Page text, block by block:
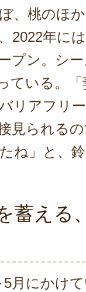
、桃のほ
2022年に
プン。シ
ている。
リアフリ
見られる
ね」と、
蓄える
5月にかけ